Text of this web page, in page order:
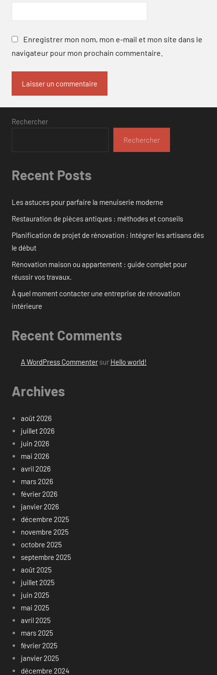
Enregistrer mon nom, mon e-mail et mon site dans le
navigateur pour mon prochain commentaire.
Rechercher
Rechercher
Recent Posts
Les astuces pour parfaire la menuiserie moderne
Restauration de pièces antiques : méthodes et conseils
Planification de projet de rénovation : Intégrer les artisans dès
le début
Rénovation maison ou appartement : guide complet pour
réussir vos travaux.
À quel moment contacter une entreprise de rénovation
intérieure
Recent Comments
A WordPress Commentersur Hello world!
Archives
août 2026
juillet 2026
juin 2026
mai 2026
avril 2026
mars 2026
février 2026
janvier 2026
décembre 2025
novembre 2025
octobre 2025
septembre 2025
août 2025
juillet 2025
juin 2025
mai 2025
avril 2025
mars 2025
février 2025
janvier 2025
décembre 2024